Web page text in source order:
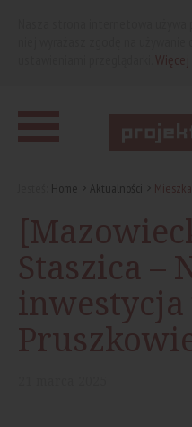
Home Aktualności
Staszica –